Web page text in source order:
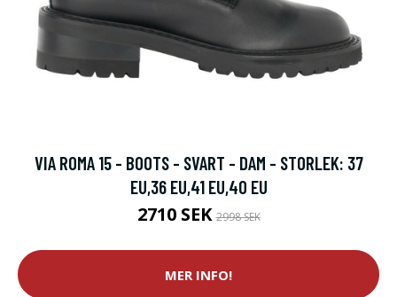
VIA ROMA 15 - BOOTS - SVART - DAM - STORLEK: 37
EU,36 EU,41 EU,40 EU
2710 SEK2998 SEK
MER INFO!